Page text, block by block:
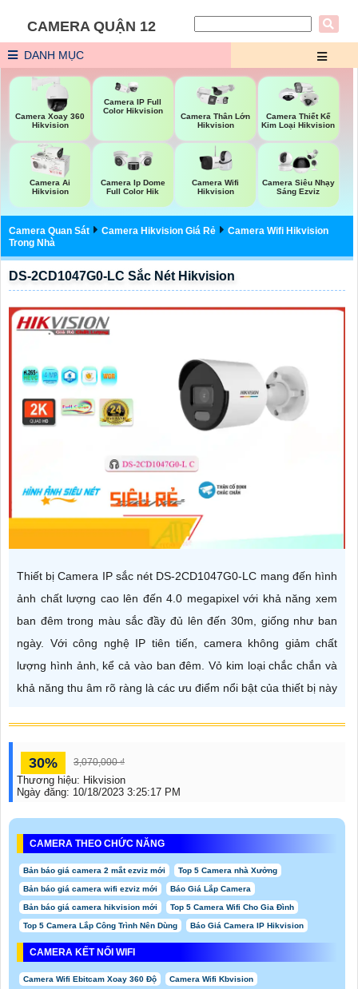
CAMERA QUẬN 12
DANH MỤC
Camera Xoay 360
Hikvision
Camera IP Full
Color Hikvision
Camera Thân Lớn
Hikvision
Camera Thiết Kế
Kim Loại Hikvision
Camera Ai
Hikvision
Camera Ip Dome
Full Color Hik
Camera Wifi
Hikvision
Camera Siêu Nhạy
Sáng Ezviz
Camera Quan Sát Camera Hikvision Giá Rẻ
Camera Wifi Hikvision
Trong Nhà
DS-2CD1047G0-LC Sắc Nét Hikvision
Thiết bị Camera IP sắc nét DS-2CD1047G0-LC mang đến hình
ảnh chất lượng cao lên đến 4.0 megapixel với khả năng xem
ban đêm trong màu sắc đầy đủ lên đến 30m, giống như ban
ngày. Với công nghệ IP tiên tiến, camera không giảm chất
lượng hình ảnh, kể cả vào ban đêm. Vỏ kim loại chắc chắn và
khả năng thu âm rõ ràng là các ưu điểm nổi bật của thiết bị này
30% 3,070,000 ₫
Thương hiệu: Hikvision
Ngày đăng: 10/18/2023 3:25:17 PM
CAMERA THEO CHỨC NĂNG
Bản báo giá camera 2 mắt ezviz mới Top 5 Camera nhà Xưởng
Bản báo giá camera wifi ezviz mới Báo Giá Lắp Camera
Bản báo giá camera hikvision mới Top 5 Camera Wifi Cho Gia Đình
Top 5 Camera Lắp Công Trình Nên Dùng Báo Giá Camera IP Hikvision
CAMERA KẾT NỐI WIFI
Camera Wifi Ebitcam Xoay 360 Độ Camera Wifi Kbvision